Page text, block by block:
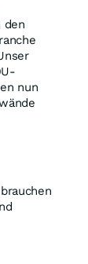
den
nun